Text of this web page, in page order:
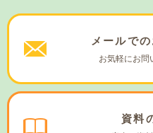
メールでの
お気軽にお問
資料